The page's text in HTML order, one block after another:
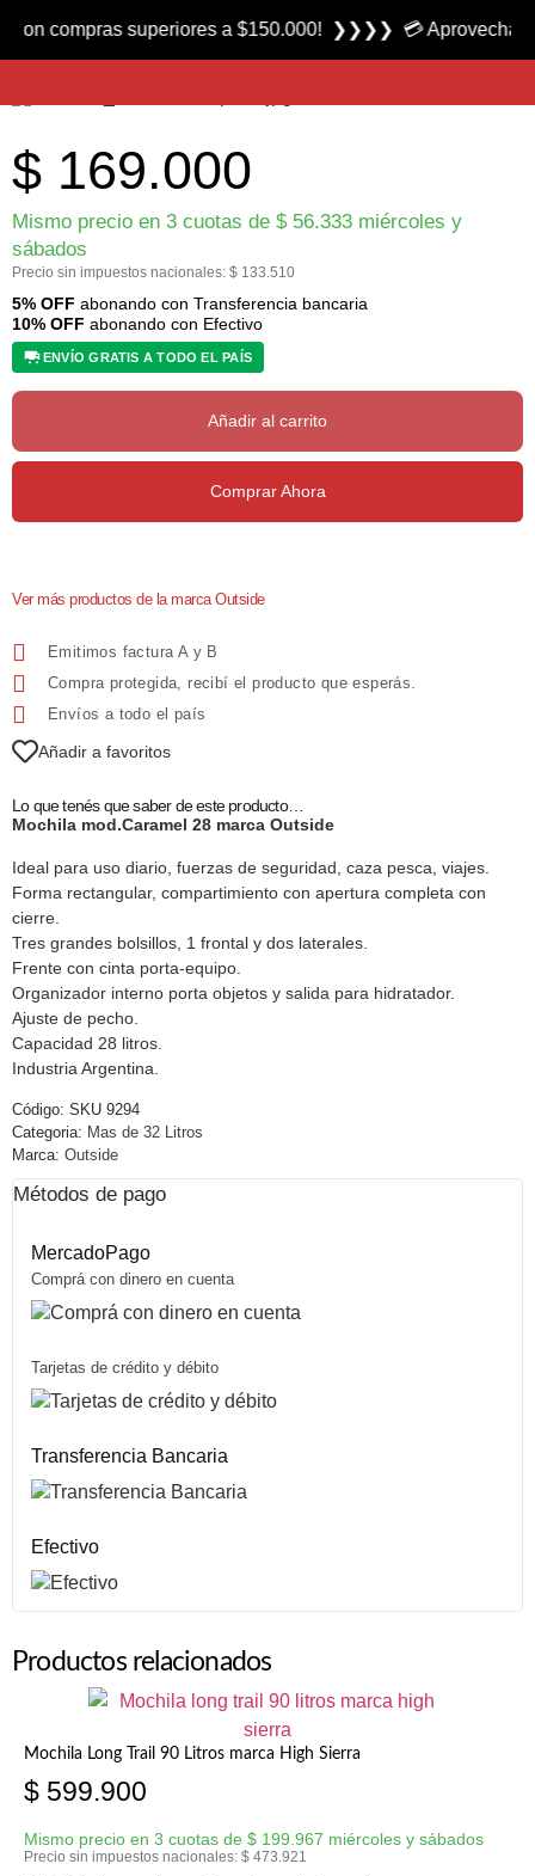
Producto nuevo
Mochila Caramel 28 marca Outside
$ 169.000
Mismo precio en 3 cuotas de $56.333 miércoles y
sábados
Precio sin impuestos nacionales: $ 133.510
5% OFF abonando con Transferencia bancaria
10% OFF abonando con Efectivo
ENVÍO GRATIS A TODO EL PAÍS
Añadir al carrito
Comprar Ahora
Ver más productos de la marca Outside
Emitimos factura A y B
Compra protegida, recibí el producto que esperás.
Envíos a todo el país
Añadir a favoritos
Lo que tenés que saber de este producto…
Mochila mod.Caramel 28 marca Outside
Ideal para uso diario, fuerzas de seguridad, caza pesca, viajes.
Forma rectangular, compartimiento con apertura completa con
cierre.
Tres grandes bolsillos, 1 frontal y dos laterales.
Frente con cinta porta-equipo.
Organizador interno porta objetos y salida para hidratador.
Ajuste de pecho.
Capacidad 28 litros.
Industria Argentina.
Código: SKU 9294
Categoria: Mas de 32 Litros
Marca: Outside
Métodos de pago
MercadoPago
Comprá con dinero en cuenta
Tarjetas de crédito y débito
Transferencia Bancaria
Efectivo
Productos relacionados
Mochila Long Trail 90 Litros marca High Sierra
$ 599.900
Mismo precio en 3 cuotas de $ 199.967 miércoles y sábados
Precio sin impuestos nacionales: $ 473.921
superiores a $150.000! ❯❯❯❯ 💳 Aprovecha las 3